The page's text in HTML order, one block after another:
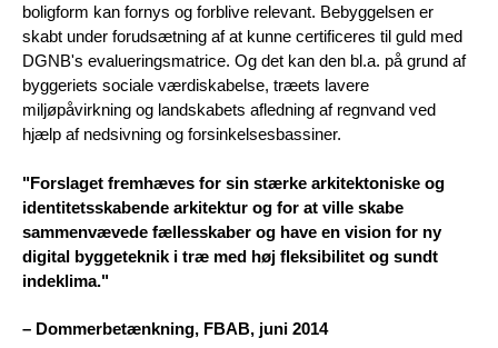
boligform kan fornys og forblive relevant. Bebyggelsen er
skabt under forudsætning af at kunne certificeres til guld med
DGNB's evalueringsmatrice. Og det kan den bl.a. på grund af
byggeriets sociale værdiskabelse, træets lavere
miljøpåvirkning og landskabets afledning af regnvand ved
hjælp af nedsivning og forsinkelsesbassiner.
"Forslaget fremhæves for sin stærke arkitektoniske og
identitetsskabende arkitektur og for at ville skabe
sammenvævede fællesskaber og have en vision for ny
digital byggeteknik i træ med høj fleksibilitet og sundt
indeklima."
– Dommerbetænkning, FBAB, juni 2014